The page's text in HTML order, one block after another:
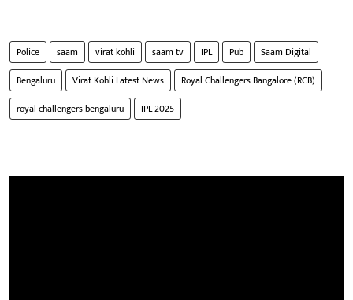
Police saam virat kohli saam tv IPL Pub
Saam Digital
Bengaluru
Virat Kohli Latest News
Royal Challengers Bangalore (RCB)
royal challengers bengaluru
IPL 2025